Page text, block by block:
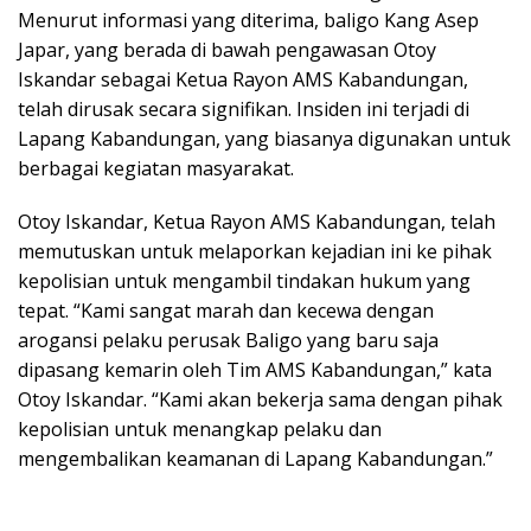
Menurut informasi yang diterima, baligo Kang Asep
Japar, yang berada di bawah pengawasan Otoy
Iskandar sebagai Ketua Rayon AMS Kabandungan,
telah dirusak secara signifikan. Insiden ini terjadi di
Lapang Kabandungan, yang biasanya digunakan untuk
berbagai kegiatan masyarakat.
Otoy Iskandar, Ketua Rayon AMS Kabandungan, telah
memutuskan untuk melaporkan kejadian ini ke pihak
kepolisian untuk mengambil tindakan hukum yang
tepat. “Kami sangat marah dan kecewa dengan
arogansi pelaku perusak Baligo yang baru saja
dipasang kemarin oleh Tim AMS Kabandungan,” kata
Otoy Iskandar. “Kami akan bekerja sama dengan pihak
kepolisian untuk menangkap pelaku dan
mengembalikan keamanan di Lapang Kabandungan.”